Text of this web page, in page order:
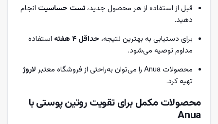
قبل از استفاده از هر محصول جدید،تست حساسیت انجام
دهید.
برای دستیابی به بهترین نتیجه، حداقل ۴ هفته
استفاده
مداوم توصیه می‌شود.
محصولات Anua را می‌توان به‌راحتی از فروشگاه معتبر
لاروژ
تهیه کرد.
محصولات مکمل برای تقویت روتین پوستی با
Anua